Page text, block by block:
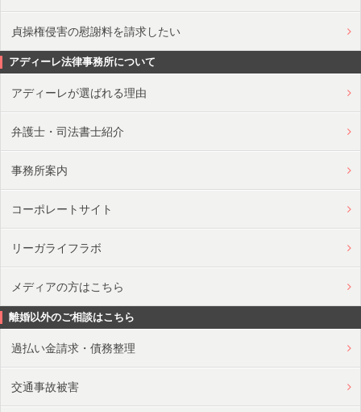
貞操権侵害の慰謝料を請求したい
アディーレ法律事務所について
アディーレが選ばれる理由
弁護士・司法書士紹介
事務所案内
コーポレートサイト
リーガライフラボ
メディアの方はこちら
離婚以外のご相談はこちら
過払い金請求・債務整理
交通事故被害